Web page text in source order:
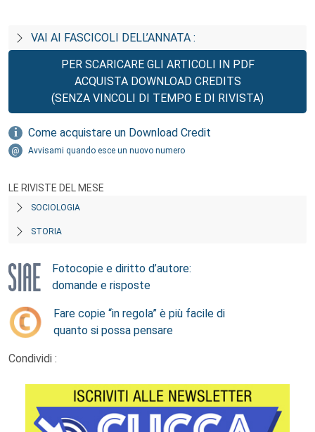
VAI AI FASCICOLI DELL’ANNATA :
PER SCARICARE GLI ARTICOLI IN PDF
ACQUISTA DOWNLOAD CREDITS
(SENZA VINCOLI DI TEMPO E DI RIVISTA)
Come acquistare un Download Credit
Avvisami quando esce un nuovo numero
LE RIVISTE DEL MESE
SOCIOLOGIA
STORIA
Fotocopie e diritto d’autore:
domande e risposte
Fare copie “in regola” è più facile di
quanto si possa pensare
Condividi :